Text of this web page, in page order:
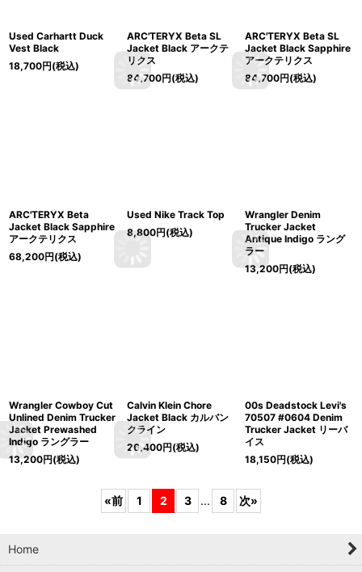
Used Carhartt Duck
Vest Black
18,700円(税込)
ARC'TERYX Beta SL
Jacket Black アークテ
リクス
84,700円(税込)
ARC'TERYX Beta SL
Jacket Black Sapphire
アークテリクス
84,700円(税込)
ARC'TERYX Beta
Jacket Black Sapphire
アークテリクス
68,200円(税込)
Used Nike Track Top
8,800円(税込)
Wrangler Denim
Trucker Jacket
Antique Indigo ラング
ラー
13,200円(税込)
Wrangler Cowboy Cut
Unlined Denim Trucker
Jacket Prewashed
Indigo ラングラー
13,200円(税込)
Calvin Klein Chore
Jacket Black カルバン
クライン
26,400円(税込)
00s Deadstock Levi's
70507 #0604 Denim
Trucker Jacket リーバ
イス
18,150円(税込)
«前 1 2 3 ... 8 次»
Home